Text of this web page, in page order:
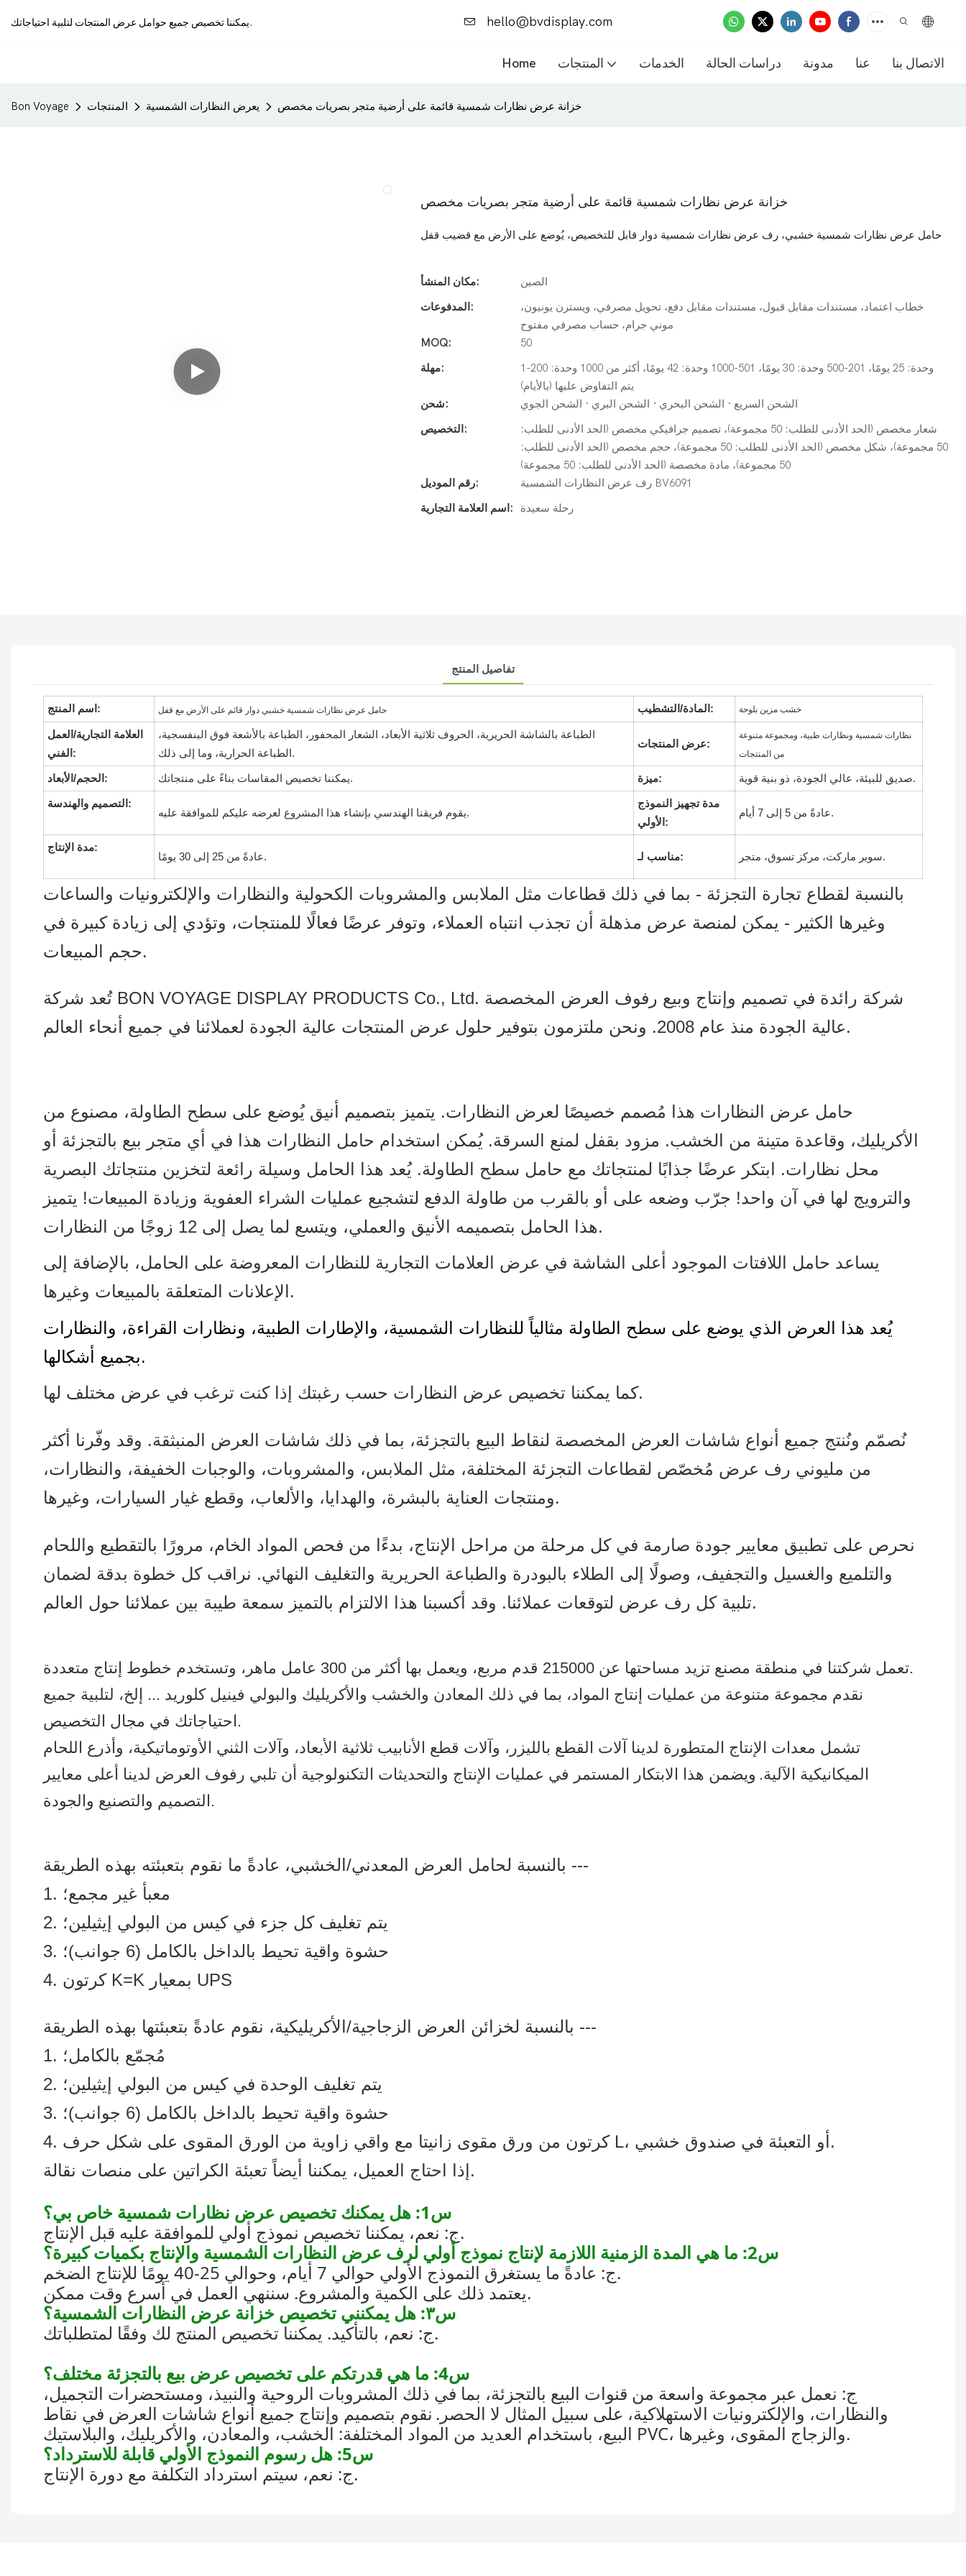
يمكننا تخصيص جميع حوامل عرض المنتجات لتلبية احتياجاتك. hello@bvdisplay.com
Home المنتجات الخدمات دراسات الحالة مدونة عنا الاتصال بنا
Bon Voyage المنتجات يعرض النظارات الشمسية خزانة عرض نظارات شمسية قائمة على أرضية متجر بصريات مخصص
خزانة عرض نظارات شمسية قائمة على أرضية متجر بصريات مخصص
حامل عرض نظارات شمسية خشبي، رف عرض نظارات شمسية دوار قابل للتخصيص، يُوضع على الأرض مع قضيب قفل
مكان المنشأ:
الصين
المدفوعات:
خطاب اعتماد، مستندات مقابل قبول، مستندات مقابل دفع، تحويل مصرفي، ويسترن يونيون،
موني جرام، حساب مصرفي مفتوح
MOQ:
50
مهلة:
1-200 وحدة: 25 يومًا، 201-500 وحدة: 30 يومًا، 501-1000 وحدة: 42 يومًا، أكثر من 1000 وحدة:
يتم التفاوض عليها (بالأيام)
شحن:
الشحن السريع · الشحن البحري · الشحن البري · الشحن الجوي
التخصيص:
شعار مخصص (الحد الأدنى للطلب: 50 مجموعة)، تصميم جرافيكي مخصص (الحد الأدنى للطلب:
50 مجموعة)، شكل مخصص (الحد الأدنى للطلب: 50 مجموعة)، حجم مخصص (الحد الأدنى للطلب:
50 مجموعة)، مادة مخصصة (الحد الأدنى للطلب: 50 مجموعة)
رقم الموديل:
رف عرض النظارات الشمسية BV6091
اسم العلامة التجارية:
رحلة سعيدة
تفاصيل المنتج
اسم المنتج: حامل عرض نظارات شمسية خشبي دوار قائم على الأرض مع قفل المادة/التشطيب: خشب مزين بلوحة
العلامة التجارية/العمل
الفني:
الطباعة بالشاشة الحريرية، الحروف ثلاثية الأبعاد، الشعار المحفور، الطباعة بالأشعة فوق البنفسجية،
الطباعة الحرارية، وما إلى ذلك.
عرض المنتجات:
نظارات شمسية ونظارات طبية، ومجموعة متنوعة
من المنتجات
الحجم/الأبعاد: يمكننا تخصيص المقاسات بناءً على منتجاتك. ميزة: صديق للبيئة، عالي الجودة، ذو بنية قوية.
التصميم والهندسة:
يقوم فريقنا الهندسي بإنشاء هذا المشروع لعرضه عليكم للموافقة عليه.
مدة تجهيز النموذج
الأولي:
عادةً من 5 إلى 7 أيام.
مدة الإنتاج:
عادةً من 25 إلى 30 يومًا. مناسب لـ: سوبر ماركت، مركز تسوق، متجر.
بالنسبة لقطاع تجارة التجزئة - بما في ذلك قطاعات مثل الملابس والمشروبات الكحولية والنظارات والإلكترونيات والساعات
وغيرها الكثير - يمكن لمنصة عرض مذهلة أن تجذب انتباه العملاء، وتوفر عرضًا فعالًا للمنتجات، وتؤدي إلى زيادة كبيرة في
حجم المبيعات.
تُعد شركة BON VOYAGE DISPLAY PRODUCTS Co., Ltd. شركة رائدة في تصميم وإنتاج وبيع رفوف العرض المخصصة
عالية الجودة منذ عام 2008. ونحن ملتزمون بتوفير حلول عرض المنتجات عالية الجودة لعملائنا في جميع أنحاء العالم.
حامل عرض النظارات هذا مُصمم خصيصًا لعرض النظارات. يتميز بتصميم أنيق يُوضع على سطح الطاولة، مصنوع من
الأكريليك، وقاعدة متينة من الخشب. مزود بقفل لمنع السرقة. يُمكن استخدام حامل النظارات هذا في أي متجر بيع بالتجزئة أو
محل نظارات. ابتكر عرضًا جذابًا لمنتجاتك مع حامل سطح الطاولة. يُعد هذا الحامل وسيلة رائعة لتخزين منتجاتك البصرية
والترويج لها في آن واحد! جرّب وضعه على أو بالقرب من طاولة الدفع لتشجيع عمليات الشراء العفوية وزيادة المبيعات! يتميز
هذا الحامل بتصميمه الأنيق والعملي، ويتسع لما يصل إلى 12 زوجًا من النظارات.
يساعد حامل اللافتات الموجود أعلى الشاشة في عرض العلامات التجارية للنظارات المعروضة على الحامل، بالإضافة إلى
الإعلانات المتعلقة بالمبيعات وغيرها.
يُعد هذا العرض الذي يوضع على سطح الطاولة مثالياً للنظارات الشمسية، والإطارات الطبية، ونظارات القراءة، والنظارات
بجميع أشكالها.
كما يمكننا تخصيص عرض النظارات حسب رغبتك إذا كنت ترغب في عرض مختلف لها.
نُصمّم ونُنتج جميع أنواع شاشات العرض المخصصة لنقاط البيع بالتجزئة، بما في ذلك شاشات العرض المنبثقة. وقد وفّرنا أكثر
من مليوني رف عرض مُخصّص لقطاعات التجزئة المختلفة، مثل الملابس، والمشروبات، والوجبات الخفيفة، والنظارات،
ومنتجات العناية بالبشرة، والهدايا، والألعاب، وقطع غيار السيارات، وغيرها.
نحرص على تطبيق معايير جودة صارمة في كل مرحلة من مراحل الإنتاج، بدءًا من فحص المواد الخام، مرورًا بالتقطيع واللحام
والتلميع والغسيل والتجفيف، وصولًا إلى الطلاء بالبودرة والطباعة الحريرية والتغليف النهائي. نراقب كل خطوة بدقة لضمان
تلبية كل رف عرض لتوقعات عملائنا. وقد أكسبنا هذا الالتزام بالتميز سمعة طيبة بين عملائنا حول العالم.
تعمل شركتنا في منطقة مصنع تزيد مساحتها عن 215000 قدم مربع، ويعمل بها أكثر من 300 عامل ماهر، وتستخدم خطوط إنتاج متعددة.
نقدم مجموعة متنوعة من عمليات إنتاج المواد، بما في ذلك المعادن والخشب والأكريليك والبولي فينيل كلوريد ... إلخ، لتلبية جميع
احتياجاتك في مجال التخصيص.
تشمل معدات الإنتاج المتطورة لدينا آلات القطع بالليزر، وآلات قطع الأنابيب ثلاثية الأبعاد، وآلات الثني الأوتوماتيكية، وأذرع اللحام
الميكانيكية الآلية. ويضمن هذا الابتكار المستمر في عمليات الإنتاج والتحديثات التكنولوجية أن تلبي رفوف العرض لدينا أعلى معايير
التصميم والتصنيع والجودة.
بالنسبة لحامل العرض المعدني/الخشبي، عادةً ما نقوم بتعبئته بهذه الطريقة ---
1. معبأ غير مجمع؛
2. يتم تغليف كل جزء في كيس من البولي إيثيلين؛
3. حشوة واقية تحيط بالداخل بالكامل (6 جوانب)؛
4. كرتون K=K بمعيار UPS
بالنسبة لخزائن العرض الزجاجية/الأكريليكية، نقوم عادةً بتعبئتها بهذه الطريقة ---
1. مُجمّع بالكامل؛
2. يتم تغليف الوحدة في كيس من البولي إيثيلين؛
3. حشوة واقية تحيط بالداخل بالكامل (6 جوانب)؛
4. كرتون من ورق مقوى زانيتا مع واقي زاوية من الورق المقوى على شكل حرف L، أو التعبئة في صندوق خشبي.
إذا احتاج العميل، يمكننا أيضاً تعبئة الكراتين على منصات نقالة.
س1: هل يمكنك تخصيص عرض نظارات شمسية خاص بي؟
ج: نعم، يمكننا تخصيص نموذج أولي للموافقة عليه قبل الإنتاج.
س2: ما هي المدة الزمنية اللازمة لإنتاج نموذج أولي لرف عرض النظارات الشمسية والإنتاج بكميات كبيرة؟
ج: عادةً ما يستغرق النموذج الأولي حوالي 7 أيام، وحوالي 25-40 يومًا للإنتاج الضخم.
يعتمد ذلك على الكمية والمشروع. سننهي العمل في أسرع وقت ممكن.
س٣: هل يمكنني تخصيص خزانة عرض النظارات الشمسية؟
ج: نعم، بالتأكيد. يمكننا تخصيص المنتج لك وفقًا لمتطلباتك.
س4: ما هي قدرتكم على تخصيص عرض بيع بالتجزئة مختلف؟
ج: نعمل عبر مجموعة واسعة من قنوات البيع بالتجزئة، بما في ذلك المشروبات الروحية والنبيذ، ومستحضرات التجميل،
والنظارات، والإلكترونيات الاستهلاكية، على سبيل المثال لا الحصر. نقوم بتصميم وإنتاج جميع أنواع شاشات العرض في نقاط
البيع، باستخدام العديد من المواد المختلفة: الخشب، والمعادن، والأكريليك، والبلاستيك PVC، والزجاج المقوى، وغيرها.
س5: هل رسوم النموذج الأولي قابلة للاسترداد؟
ج: نعم، سيتم استرداد التكلفة مع دورة الإنتاج.